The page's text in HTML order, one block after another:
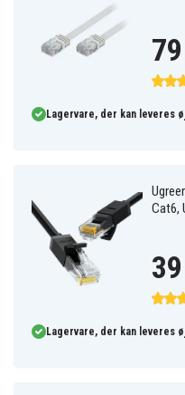
Lagervare, der kan leveres
Cat6,
Lagervare, der kan leveres